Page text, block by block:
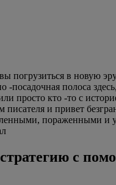
погрузиться в новую
посадочная полоса
просто кто -то с
и привет
пораженными
с